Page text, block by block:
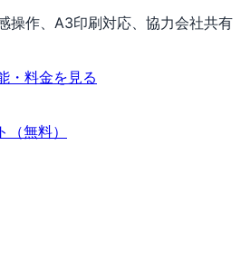
操作、A3印刷対応、協力会社共有
・料金を見る
無料）